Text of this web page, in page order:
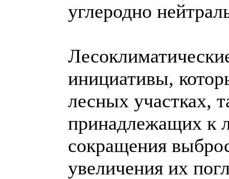
углеродно
инициативы,
лесных участках,
принадлежащих к
сокращения
увеличения их